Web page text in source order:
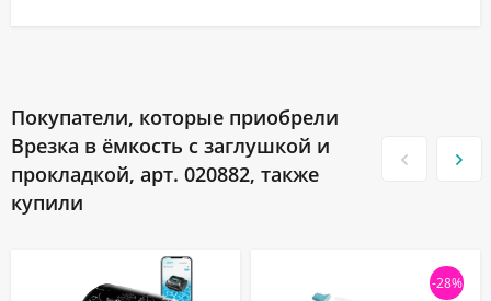
Покупатели, которые приобрели
Врезка в ёмкость с заглушкой и
прокладкой, арт. 020882, также
купили
-28%